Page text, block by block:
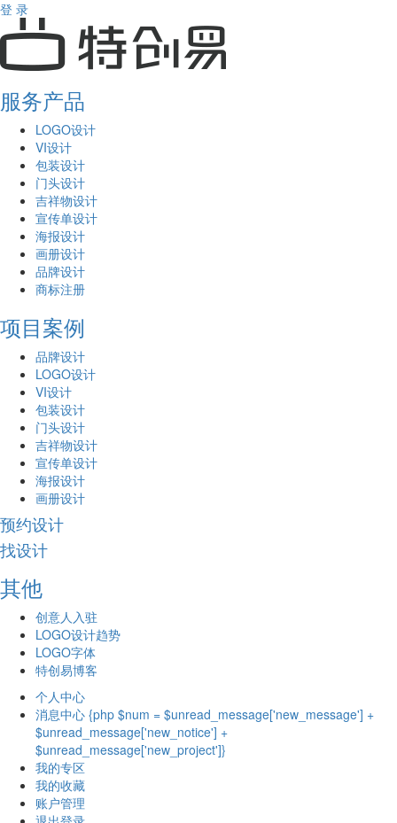
登 录
服务产品
LOGO设计
VI设计
包装设计
门头设计
吉祥物设计
宣传单设计
海报设计
画册设计
品牌设计
商标注册
项目案例
品牌设计
LOGO设计
VI设计
包装设计
门头设计
吉祥物设计
宣传单设计
海报设计
画册设计
预约设计
找设计
其他
创意人入驻
LOGO设计趋势
LOGO字体
特创易博客
个人中心
消息中心 {php $num = $unread_message['new_message'] +
$unread_message['new_notice'] +
$unread_message['new_project']}
我的专区
我的收藏
账户管理